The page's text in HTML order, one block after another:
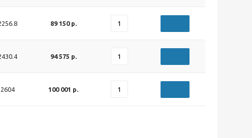
89 150 р.
94 575 р.
2604 100 001 р.